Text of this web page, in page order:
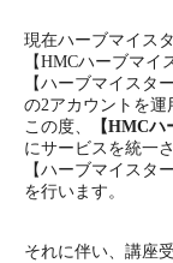
現在ハーブマイス
【HMCハーブマイ
【ハーブマイスタ
の2アカウントを運
この度、
【HMCハ
にサービスを統一
【ハーブマイスタ
を行います。
それに伴い、講座